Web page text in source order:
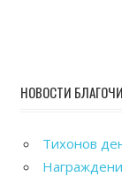
НОВОСТИ
Тихонов